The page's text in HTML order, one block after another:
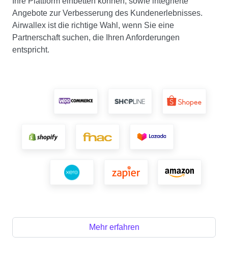
Angebote zur Verbesserung des Kundenerlebnisses.
Airwallex ist die richtige Wahl, wenn Sie eine
Partnerschaft suchen, die Ihren Anforderungen
entspricht.
Mehr erfahren